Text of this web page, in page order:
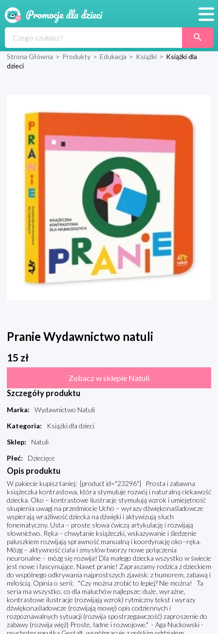
Produkty
Strona Główna > Produkty > Edukacja > Książki > Książki dla
dzieci
Pranie Wydawnictwo natuli
15 zł
Zobacz w sklepie Natuli
Szczegóły produktu
Marka:
Wydawnictwo Natuli
Kategoria:
Książki dla dzieci
Sklep:
Natuli
Płeć: Dziecięce
Opis produktu
W pakiecie kupisz taniej: [product id="23296"] Prosta i zabawna
książeczka kontrastowa, która stymuluje rozwój i naturalną ciekawość
dziecka. Oko – kontrastowe ilustracje stymulują wzrok i umiejętność
skupienia uwagi na przedmiocie Ucho – wyrazy dźwiękonaśladowcze
wspierają wrażliwość dziecka na dźwięki i aktywizują słuch
fonematyczny. Usta – proste słowa ćwiczą artykulację i rozwijają
słownictwo. Ręka – chwytanie książeczki, wskazywanie i śledzenie
paluszkiem rozwijają sprawność manualną i koordynację oko–ręka.
Mózg – aktywność ciała i zmysłów tworzy nowe połączenia
neuronalne – mózg się rozwija! Dla małego dziecka wszystko w świecie
jest nowe i fascynujące. Nawet pranie! Zapraszamy rodzica z dzieckiem
do wspólnego odkrywania najprostszych zjawisk: z humorem, zabawą i
miłością. Opinia o serii: "Czy można zrobić to lepiej? Nie można! Ta
seria ma wszystko, co dla maluchów najlepsze: duże, wyraźne,
kontrastowe ilustracje (rozwijają wzrok) rytmiczny tekst i wyrazy
dźwiękonaśladowcze (rozwijają mowę) opis codziennych i
rozpoznawalnych sytuacji (rozwija spostrzegawczość) zaproszenie do
zabawy (rozwija więź) Proste, ładne i rozwojowe." - Aga Nuckowski -